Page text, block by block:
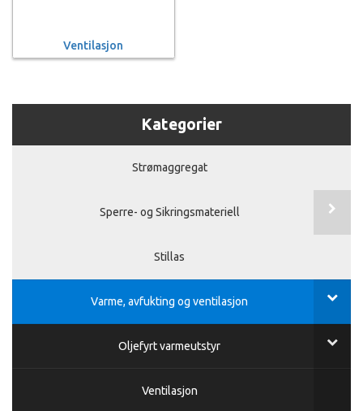
Ventilasjon
Kategorier
Strømaggregat
Sperre- og Sikringsmateriell
Stillas
Varme, avfukting og ventilasjon
Oljefyrt varmeutstyr
Ventilasjon